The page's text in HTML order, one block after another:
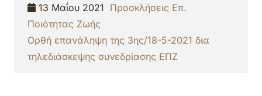
13 Μαΐου 2021 Προσκλήσεις Επ.
Ποιότητας Ζωής
Ορθή επανάληψη της 3ης/18-5-2021 δια
τηλεδιάσκεψης συνεδρίασης ΕΠΖ